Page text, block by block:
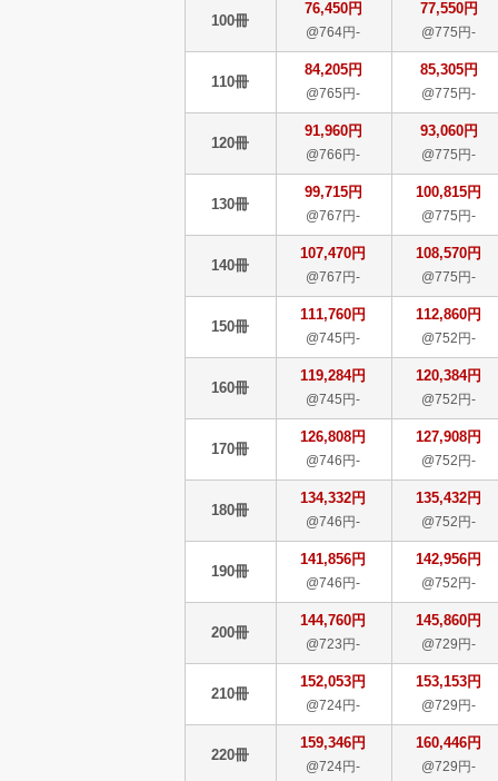
100冊
76,450円
@764円-
77,550円
@775円-
110冊
84,205円
@765円-
85,305円
@775円-
120冊
91,960円
@766円-
93,060円
@775円-
130冊
99,715円
@767円-
100,815円
@775円-
140冊
107,470円
@767円-
108,570円
@775円-
150冊
111,760円
@745円-
112,860円
@752円-
160冊
119,284円
@745円-
120,384円
@752円-
170冊
126,808円
@746円-
127,908円
@752円-
180冊
134,332円
@746円-
135,432円
@752円-
190冊
141,856円
@746円-
142,956円
@752円-
200冊
144,760円
@723円-
145,860円
@729円-
210冊
152,053円
@724円-
153,153円
@729円-
220冊
159,346円
@724円-
160,446円
@729円-